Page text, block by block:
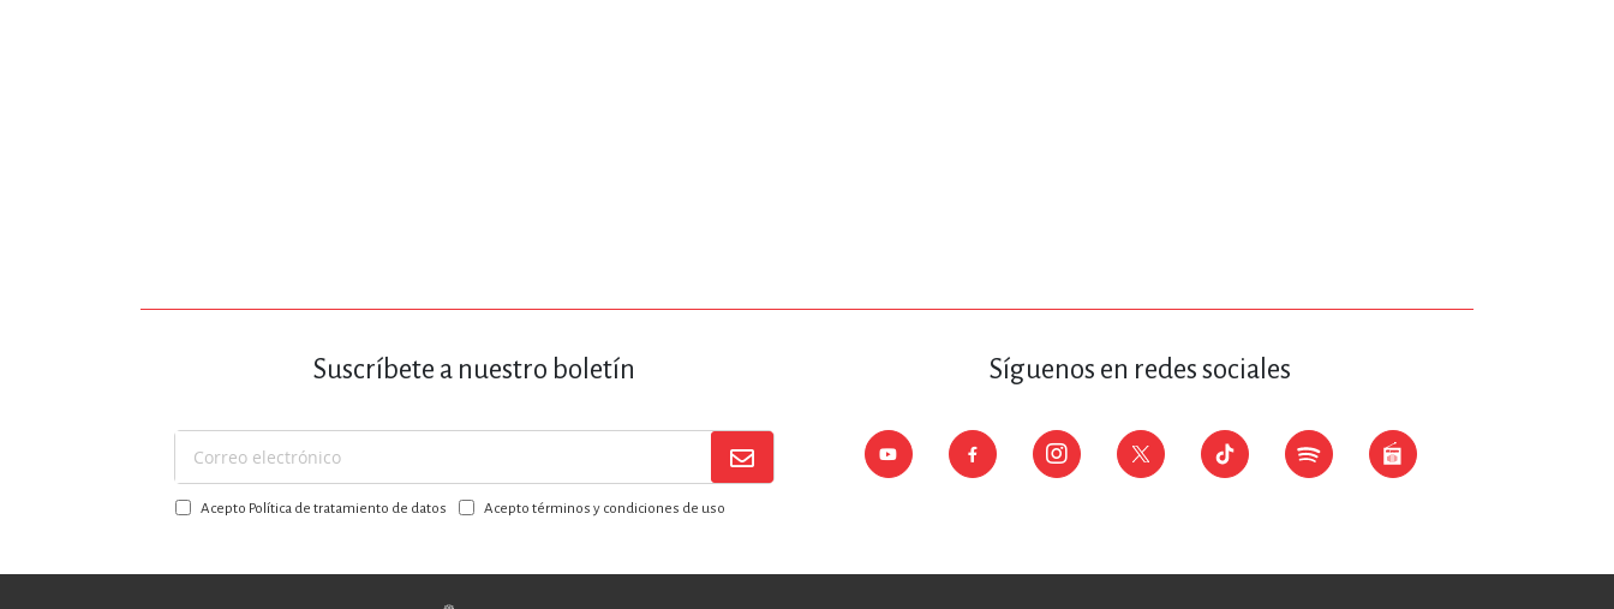
Suscríbete a nuestro boletín
Suscríbase
a
nuestroAcepto Política de tratamiento de datos Acepto términos y condiciones de uso
Síguenos en redes sociales